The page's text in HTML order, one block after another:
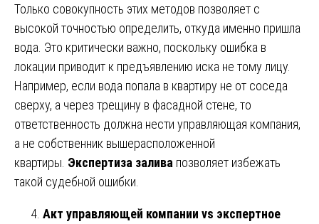
Только совокупность этих методов позволяет с
высокой точностью определить, откуда именно пришла
вода. Это критически важно, поскольку ошибка в
локации приводит к предъявлению иска не тому лицу.
Например, если вода попала в квартиру не от соседа
сверху, а через трещину в фасадной стене, то
ответственность должна нести управляющая компания,
а не собственник вышерасположенной
квартиры. Экспертиза залива позволяет избежать
такой судебной ошибки.
Акт управляющей компании vs экспертное